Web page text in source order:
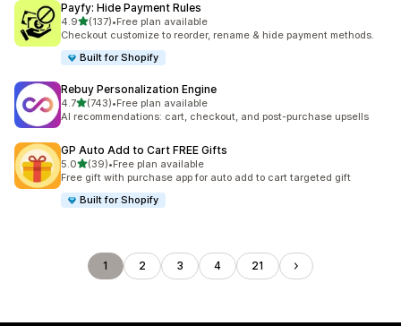
Payfy: Hide Payment Rules
4.9별 5개 중
(137)
총 리뷰 137개
•Free plan available
Checkout customize to reorder, rename & hide payment methods.
Built for Shopify
Rebuy Personalization Engine
4.7별 5개 중
(743)
총 리뷰 743개
•Free plan available
AI recommendations: cart, checkout, and post-purchase upsells
GP Auto Add to Cart FREE Gifts
5.0별 5개 중
(39)
총 리뷰 39개
•Free plan available
Free gift with purchase app for auto add to cart targeted gift
Built for Shopify
1 2 3 4 21